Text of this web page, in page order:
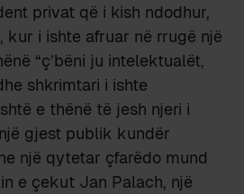
privat që i kish ndodhur,
kur i ishte afruar në rrugë një
“ç’bëni ju intelektualët,
shkrimtari i ishte
e thënë të jesh njeri i
gjest publik kundër
një qytetar çfarëdo mund
e çekut Jan Palach, një